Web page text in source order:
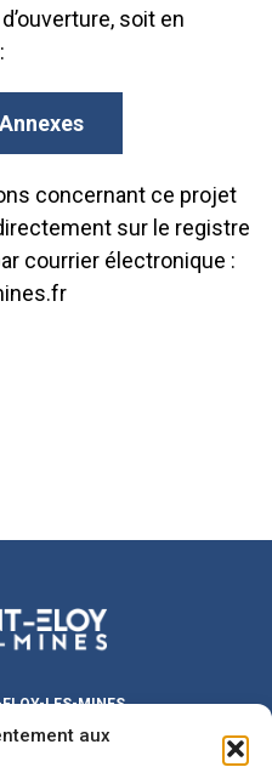
aux
soit en
Annexes
concernant ce projet
sur le registre
courrier électronique :
LES-MINES
DUVAL